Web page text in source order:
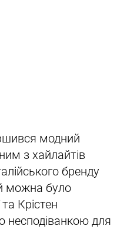
модний
з хайлайтів
бренду
можна було
Крістен
для